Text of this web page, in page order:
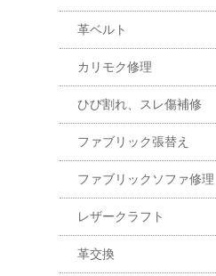
革ベルト
カリモク修理
ひび割れ、スレ傷補修
ファブリック張替え
ファブリックソファ修理
レザークラフト
革交換